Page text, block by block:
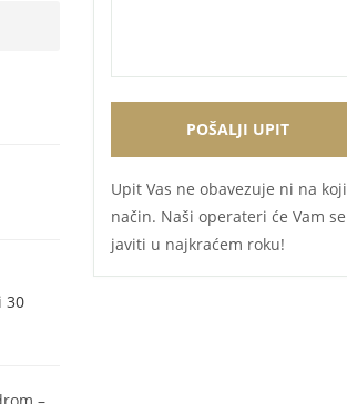
30
Upit Vas ne obavezuje ni na koji
način. Naši operateri će Vam se
javiti u najkraćem roku!